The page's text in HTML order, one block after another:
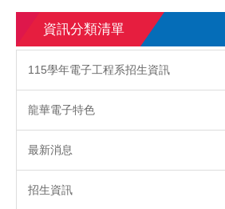
資訊分類清單
115學年電子工程系招生資訊
龍華電子特色
最新消息
招生資訊